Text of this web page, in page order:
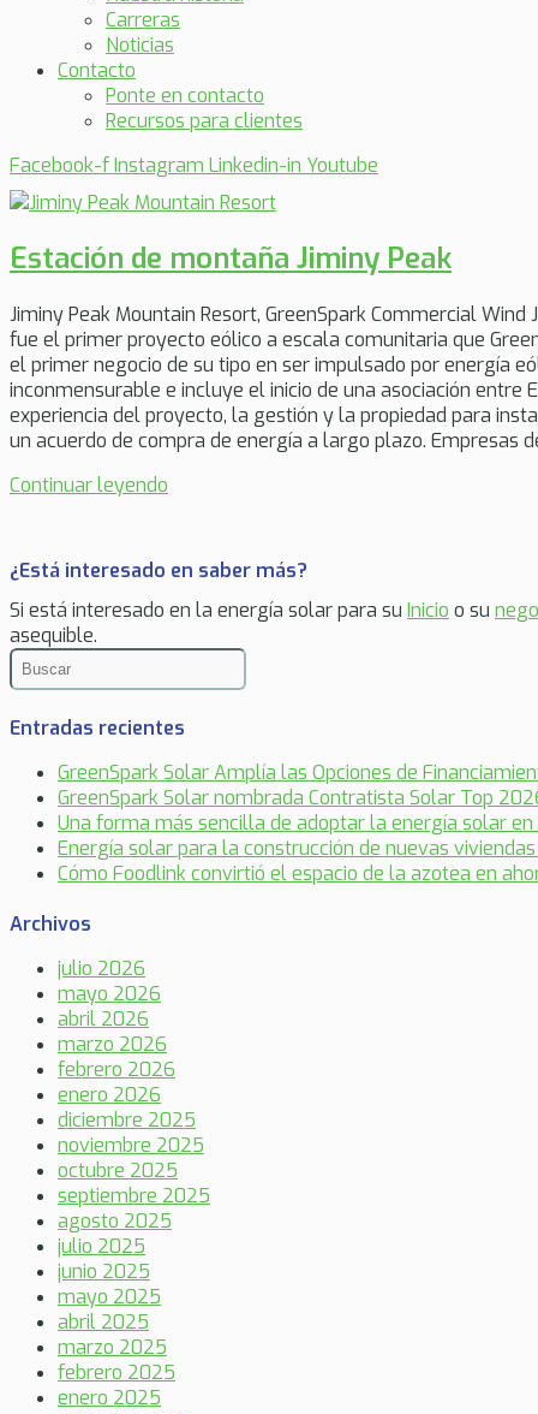
Carreras
Noticias
Contacto
Ponte en contacto
Recursos para clientes
Facebook-fInstagram Linkedin-in Youtube
Estación de montaña Jiminy Peak
Jiminy Peak Mountain Resort, GreenSpark Commercial
fue el primer proyecto eólico a escala comunitaria que
el primer negocio de su tipo en ser impulsado por energía
inconmensurable e incluye el inicio de una asociación entre
experiencia del proyecto, la gestión y la propiedad para
un acuerdo de compra de energía a largo plazo. Empresas
Continuar leyendo
¿Está interesado en saber más?
Si está interesado en la energía solar para su Inicio o su
asequible.
Entradas recientes
GreenSpark Solar Amplía las Opciones de
GreenSpark Solar nombrada Contratista Solar Top
Una forma más sencilla de adoptar la energía solar
Energía solar para la construcción de nuevas
Cómo Foodlink convirtió el espacio de la azotea en
Archivos
julio 2026
mayo 2026
abril 2026
marzo 2026
febrero 2026
enero 2026
diciembre 2025
noviembre 2025
octubre 2025
septiembre 2025
agosto 2025
julio 2025
junio 2025
mayo 2025
abril 2025
marzo 2025
febrero 2025
enero 2025